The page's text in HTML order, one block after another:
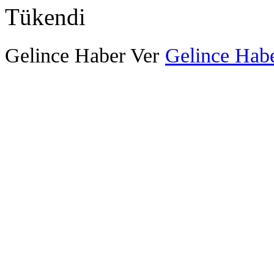
Tükendi
Gelince Haber Ver Gelince